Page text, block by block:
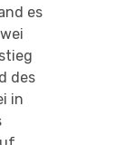
es
des
in